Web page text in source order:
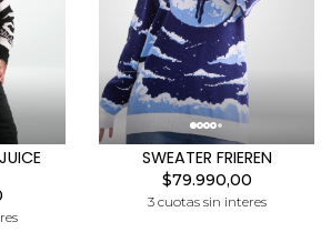
SWEATER FRIEREN
$79.990,00
3 cuotas sin interes